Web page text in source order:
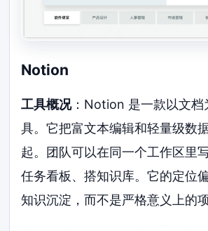
Notion
工具概况：Notion 是一款以文档
具。它把富文本编辑和轻量级数
起。团队可以在同一个工作区里
任务看板、搭知识库。它的定位
知识沉淀，而不是严格意义上的